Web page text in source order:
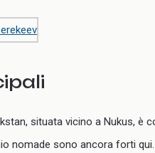
situata vicino a Nukus, è
nomade sono ancora forti qui.